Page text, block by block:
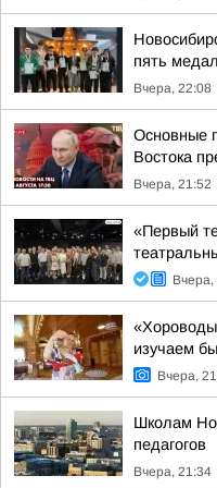
пять
Вчера, 22:08
Основные
Востока
Вчера, 21:52
«Первый
Вчера,
изучаем
Вчера,
Школам
педагогов
Вчера, 21:34